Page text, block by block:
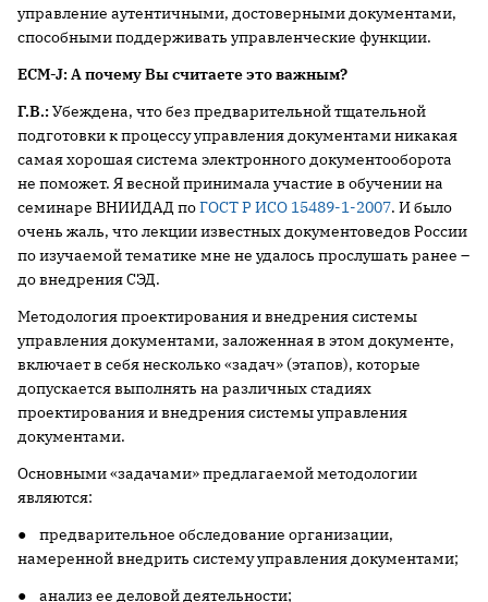
управление аутентичными, достоверными документами,
способными поддерживать управленческие функции.
ECM-J: А почему Вы считаете это важным?
Г.В.:Убеждена, что без предварительной тщательной
подготовки к процессу управления документами никакая
самая хорошая система электронного документооборота
не поможет. Я весной принимала участие в обучении на
семинаре ВНИИДАД поГОСТ Р ИСО 15489-1-2007. И было
очень жаль, что лекции известных документоведов России
по изучаемой тематике мне не удалось прослушать ранее –
до внедрения СЭД.
Методология проектирования и внедрения системы
управления документами, заложенная в этом документе,
включает в себя несколько «задач» (этапов), которые
допускается выполнять на различных стадиях
проектирования и внедрения системы управления
документами.
Основными «задачами» предлагаемой методологии
являются:
● предварительное обследование организации,
намеренной внедрить систему управления документами;
● анализ ее деловой деятельности;